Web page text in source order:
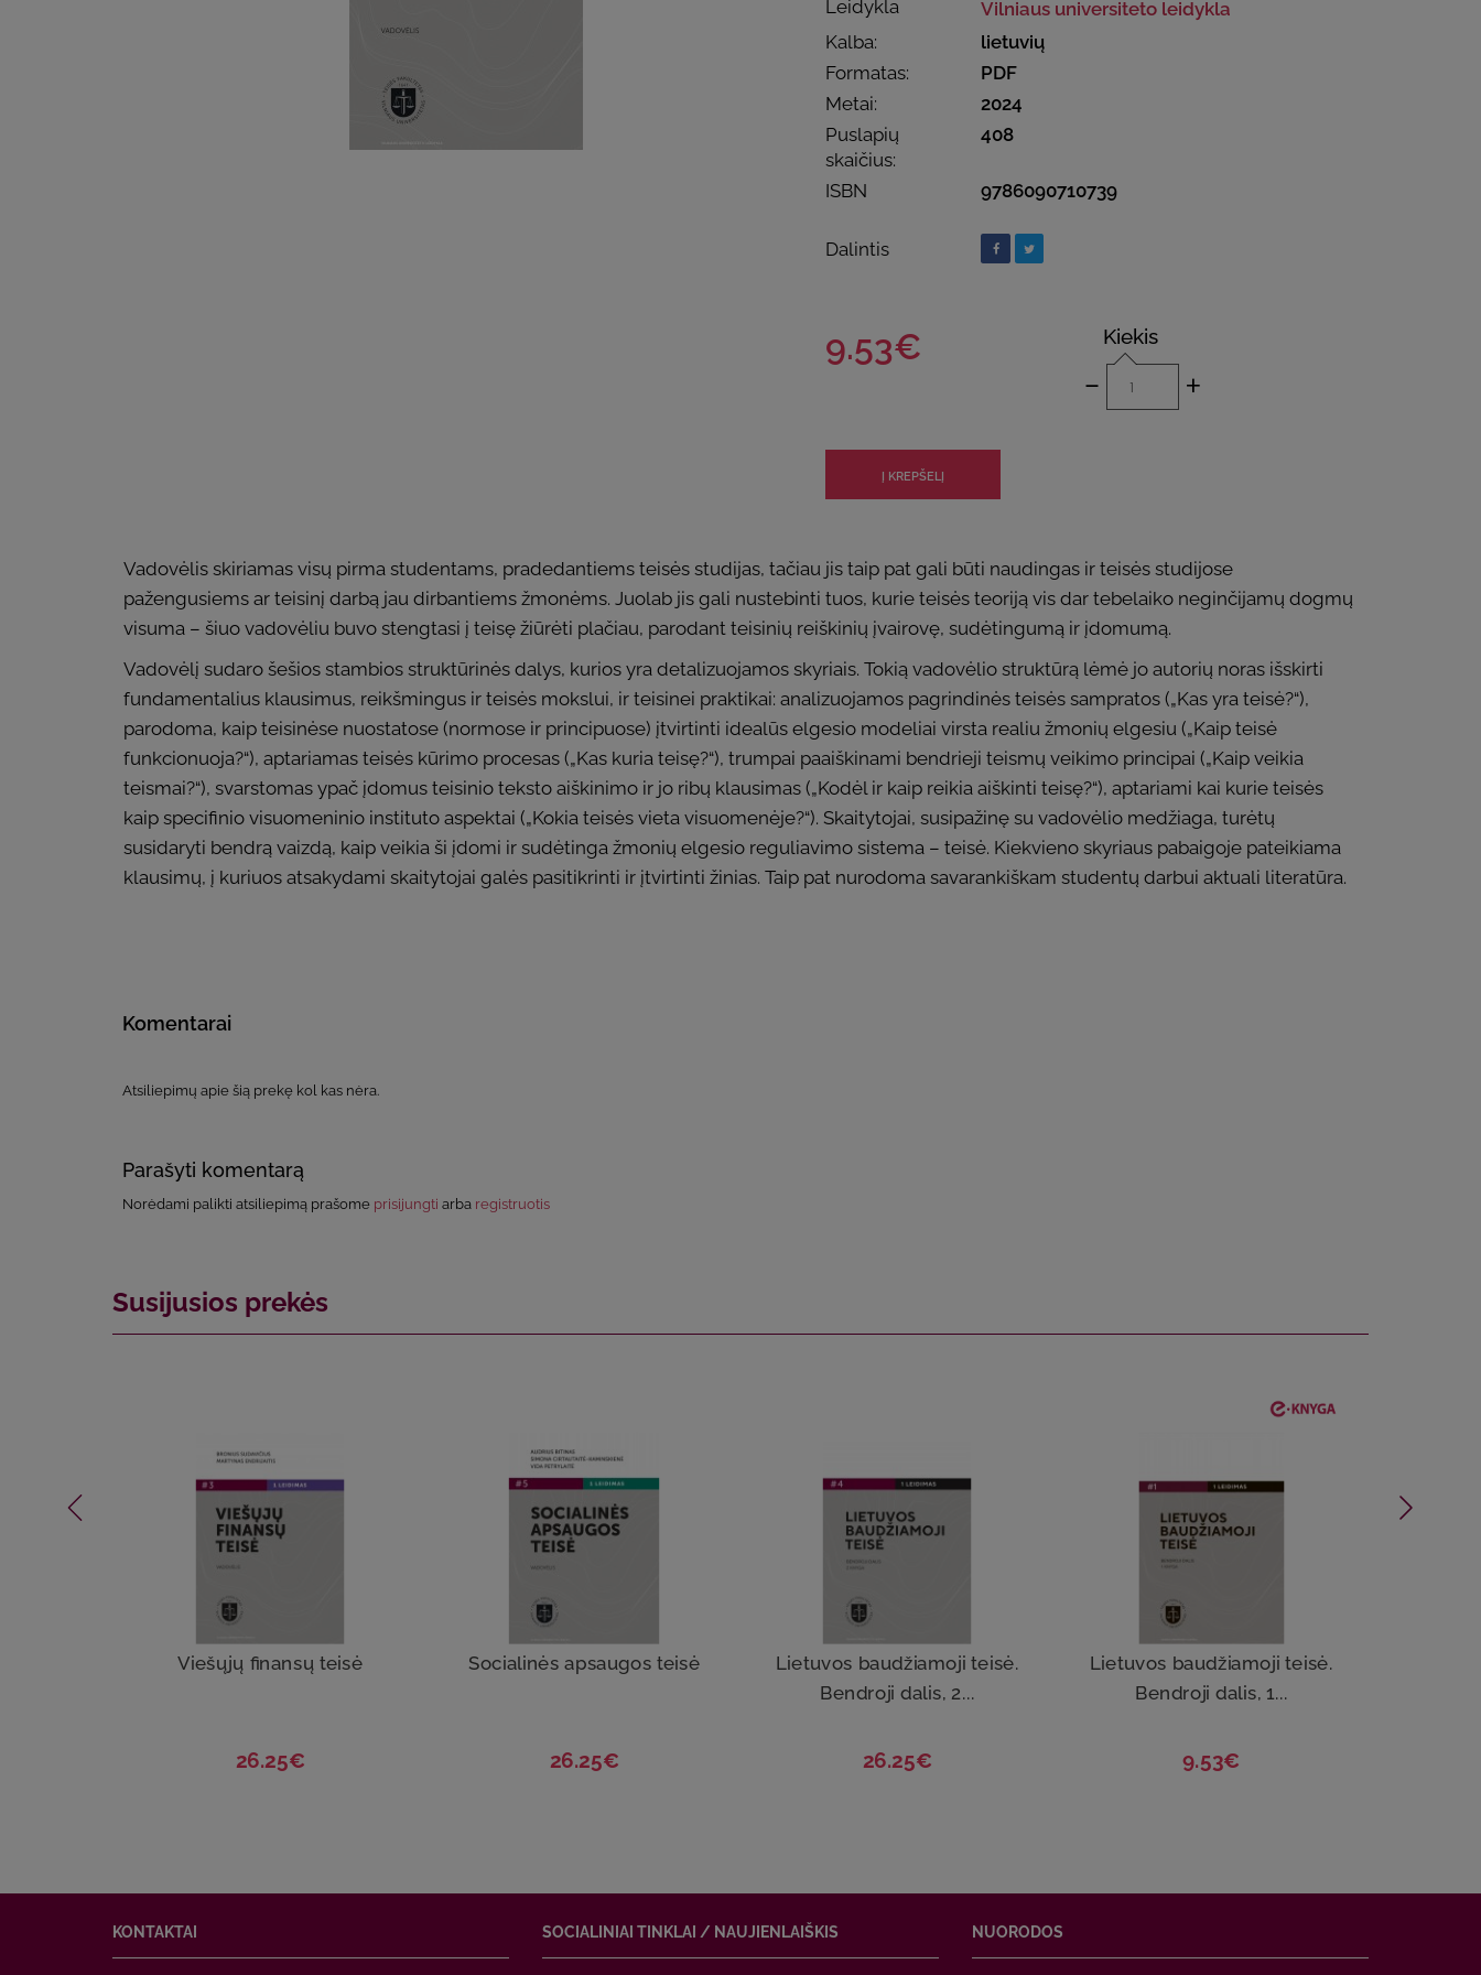
Leidykla
Vilniaus universiteto leidykla
Kalba:
lietuvių
Formatas:
PDF
Metai:
2024
Puslapių
skaičius:
408
ISBN 9786090710739
Dalintis
9.53€ Kiekis
- +
Vadovėlis skiriamas visų pirma studentams, pradedantiems teisės studijas, tačiau jis taip pat gali būti naudingas ir teisės studijose
pažengusiems ar teisinį darbą jau dirbantiems žmonėms. Juolab jis gali nustebinti tuos, kurie teisės teoriją vis dar tebelaiko neginčijamų dogmų
visuma – šiuo vadovėliu buvo stengtasi į teisę žiūrėti plačiau, parodant teisinių reiškinių įvairovę, sudėtingumą ir įdomumą.
Vadovėlį sudaro šešios stambios struktūrinės dalys, kurios yra detalizuojamos skyriais. Tokią vadovėlio struktūrą lėmė jo autorių noras išskirti
fundamentalius klausimus, reikšmingus ir teisės mokslui, ir teisinei praktikai: analizuojamos pagrindinės teisės sampratos („Kas yra teisė?“),
parodoma, kaip teisinėse nuostatose (normose ir principuose) įtvirtinti idealūs elgesio modeliai virsta realiu žmonių elgesiu („Kaip teisė
funkcionuoja?“), aptariamas teisės kūrimo procesas („Kas kuria teisę?“), trumpai paaiškinami bendrieji teismų veikimo principai („Kaip veikia
teismai?“), svarstomas ypač įdomus teisinio teksto aiškinimo ir jo ribų klausimas („Kodėl ir kaip reikia aiškinti teisę?“), aptariami kai kurie teisės
kaip specifinio visuomeninio instituto aspektai („Kokia teisės vieta visuomenėje?“). Skaitytojai, susipažinę su vadovėlio medžiaga, turėtų
susidaryti bendrą vaizdą, kaip veikia ši įdomi ir sudėtinga žmonių elgesio reguliavimo sistema – teisė. Kiekvieno skyriaus pabaigoje pateikiama
klausimų, į kuriuos atsakydami skaitytojai galės pasitikrinti ir įtvirtinti žinias. Taip pat nurodoma savarankiškam studentų darbui aktuali literatūra.
Komentarai
Atsiliepimų apie šią prekę kol kas nėra.
Parašyti komentarą
Norėdami palikti atsiliepimą prašome prisijungti arba registruotis
Susijusios prekės
Viešųjų finansų teisė
26.25€
Socialinės apsaugos teisė
26.25€
Lietuvos baudžiamoji teisė.
Bendroji dalis, 2...
26.25€
Lietuvos baudžiamoji teisė.
Bendroji dalis, 1...
9.53€
KONTAKTAI SOCIALINIAI TINKLAI / NAUJIENLAIŠKIS NUORODOS